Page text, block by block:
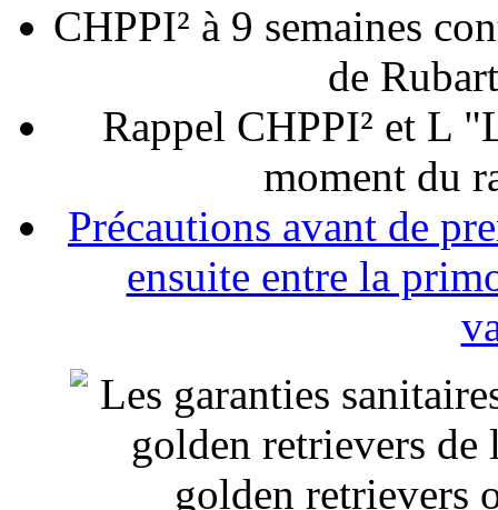
CHPPI² à 9 semaines
de
Rappel CHPPI² et L
moment du
Précautions avant de
ensuite entre la